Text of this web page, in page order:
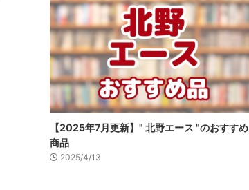
【2025年7月更新】" 北野エース "のおすすめ
商品
2025/4/13